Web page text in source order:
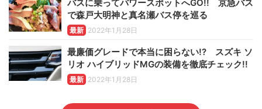
バスに乗ってパワースポットへGO!! 京急バス
で森戸大明神と真名瀬バス停を巡る
最新 2022年1月28日
最廉価グレードで本当に困らない!? スズキ ソ
リオ ハイブリッドMGの装備を徹底チェック!!
最新 2022年1月28日